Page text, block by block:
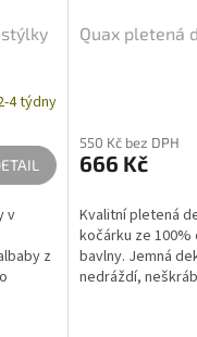
4 týdny
v
z
Quax pletená
550 Kč bez DPH
666 Kč
Kvalitní pletená
kočárku ze
bavlny. Jemná
nedráždí,